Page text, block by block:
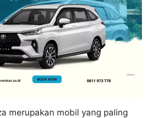
merupakan mobil yang paling